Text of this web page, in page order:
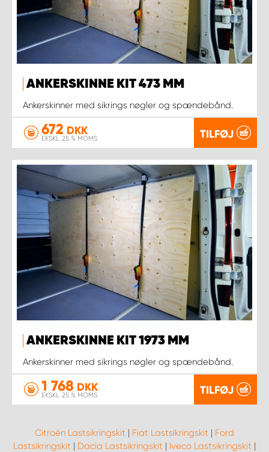
ANKERSKINNE KIT 473 MM
Ankerskinner med sikrings nøgler og spændebånd.
672 DKK
EKSKL. 25 % MOMS TILFØJ
ANKERSKINNE KIT 1973 MM
Ankerskinner med sikrings nøgler og spændebånd.
1 768 DKK
EKSKL. 25 % MOMS TILFØJ
Citroën Lastsikringskit | Fiat Lastsikringskit | Ford
Lastsikringskit | Dacia Lastsikringskit | Iveco Lastsikringskit |